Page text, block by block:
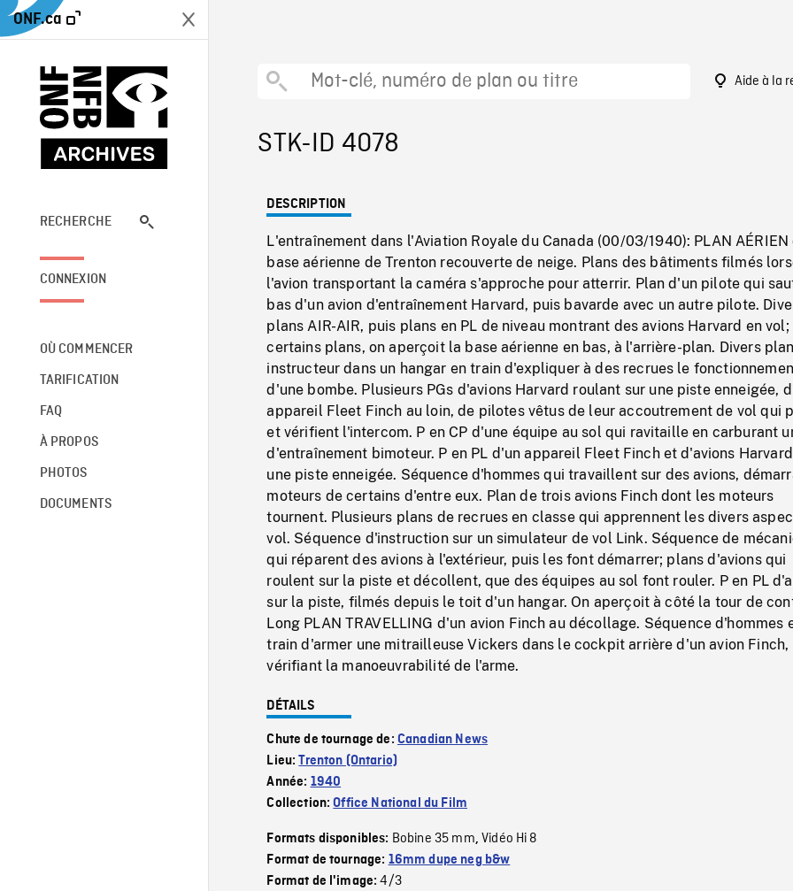
ONF.ca
RECHERCHE
CONNEXION
OÙ COMMENCER
TARIFICATION
FAQ
À PROPOS
PHOTOS
DOCUMENTS
Aide à la
STK-ID 4078
DESCRIPTION
L'entraînement dans l'Aviation Royale du Canada (00/03/1940): PLAN AÉRIEN
base aérienne de Trenton recouverte de neige. Plans des bâtiments filmés
l'avion transportant la caméra s'approche pour atterrir. Plan d'un pilote qui
bas d'un avion d'entraînement Harvard, puis bavarde avec un autre pilote.
plans AIR-AIR, puis plans en PL de niveau montrant des avions Harvard en vol;
certains plans, on aperçoit la base aérienne en bas, à l'arrière-plan. Divers
instructeur dans un hangar en train d'expliquer à des recrues le
d'une bombe. Plusieurs PGs d'avions Harvard roulant sur une piste enneigée,
appareil Fleet Finch au loin, de pilotes vêtus de leur accoutrement de vol qui
et vérifient l'intercom. P en CP d'une équipe au sol qui ravitaille en carburant
d'entraînement bimoteur. P en PL d'un appareil Fleet Finch et d'avions
une piste enneigée. Séquence d'hommes qui travaillent sur des avions,
moteurs de certains d'entre eux. Plan de trois avions Finch dont les moteurs
tournent. Plusieurs plans de recrues en classe qui apprennent les divers
vol. Séquence d'instruction sur un simulateur de vol Link. Séquence de
qui réparent des avions à l'extérieur, puis les font démarrer; plans d'avions qui
roulent sur la piste et décollent, que des équipes au sol font rouler. P en PL
sur la piste, filmés depuis le toit d'un hangar. On aperçoit à côté la tour de
Long PLAN TRAVELLING d'un avion Finch au décollage. Séquence d'hommes
train d'armer une mitrailleuse Vickers dans le cockpit arrière d'un avion Finch,
vérifiant la manoeuvrabilité de l'arme.
DÉTAILS
Chute de tournage de: Canadian News
Lieu:Trenton (Ontario)
Année: 1940
Collection:Office National du Film
Formats disponibles: Bobine 35 mm,Vidéo Hi 8
Format de tournage: 16mm dupe neg b&w
Format de l'image:4/3